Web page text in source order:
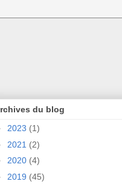
du blog
2023 (1)
2021 (2)
2020 (4)
2019 (45)